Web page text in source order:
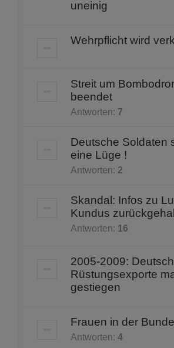
uneinig
Wehrpflicht wird
Streit um
beendet
Antworten: 7
Deutsche Soldaten
eine Lüge !
Antworten: 2
Skandal: Infos zu
Kundus
Antworten: 16
2005-2009:
Rüstungsexporte
gestiegen
Frauen in der
Antworten: 4